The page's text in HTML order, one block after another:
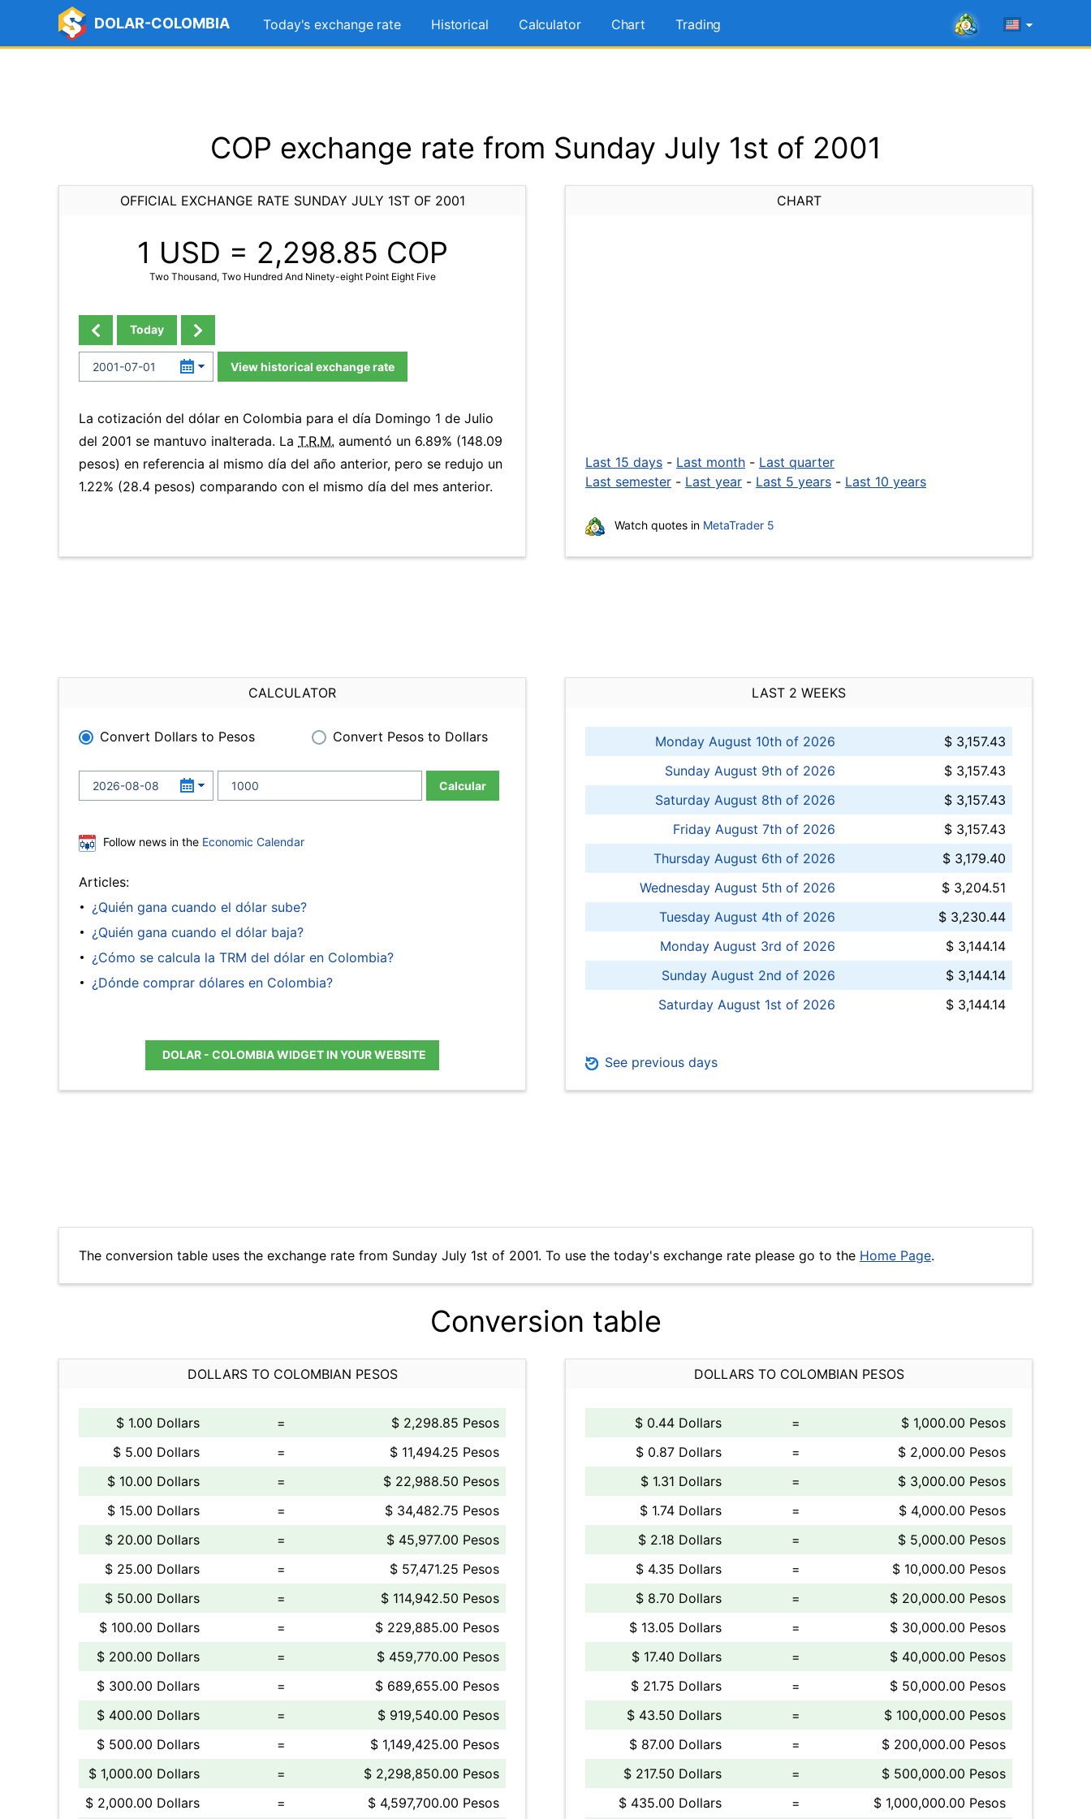
DOLAR-COLOMBIA Today's exchange rate Historical Calculator Chart Trading
COP exchange rate from Sunday July 1st of 2001
OFFICIAL EXCHANGE RATE SUNDAY JULY 1ST OF 2001
1 USD = 2,298.85 COP
Two Thousand, Two Hundred And Ninety-eight Point Eight Five
Today
View historical exchange rate
La cotización del dólar en Colombia para el día Domingo 1 de Julio
del 2001 se mantuvo inalterada. La T.R.M. aumentó un 6.89% (148.09
pesos) en referencia al mismo día del año anterior, pero se redujo un
1.22% (28.4 pesos) comparando con el mismo día del mes anterior.
CHART
Last 15 days - Last month - Last quarter
Last semester - Last year - Last 5 years - Last 10 years
Watch quotes in MetaTrader 5
CALCULATOR
Convert Dollars to Pesos Convert Pesos to Dollars
Calcular
Follow news in the Economic Calendar
Articles:
¿Quién gana cuando el dólar sube?
¿Quién gana cuando el dólar baja?
¿Cómo se calcula la TRM del dólar en Colombia?
¿Dónde comprar dólares en Colombia?
DOLAR - COLOMBIA WIDGET IN YOUR WEBSITE
LAST 2 WEEKS
Monday August 10th of 2026
$ 3,157.43
Sunday August 9th of 2026
$ 3,157.43
Saturday August 8th of 2026
$ 3,157.43
Friday August 7th of 2026
$ 3,157.43
Thursday August 6th of 2026
$ 3,179.40
Wednesday August 5th of 2026
$ 3,204.51
Tuesday August 4th of 2026
$ 3,230.44
Monday August 3rd of 2026
$ 3,144.14
Sunday August 2nd of 2026
$ 3,144.14
Saturday August 1st of 2026
$ 3,144.14
See previous days
The conversion table uses the exchange rate from Sunday July 1st of 2001. To use the today's exchange rate please go to the Home Page.
Conversion table
DOLLARS TO COLOMBIAN PESOS
$ 1.00 Dollars =
$ 2,298.85 Pesos
$ 5.00 Dollars
=
$ 11,494.25 Pesos
$ 10.00 Dollars
=
$ 22,988.50 Pesos
$ 15.00 Dollars
=
$ 34,482.75 Pesos
$ 20.00 Dollars
=
$ 45,977.00 Pesos
$ 25.00 Dollars
=
$ 57,471.25 Pesos
$ 50.00 Dollars
=
$ 114,942.50 Pesos
$ 100.00 Dollars
=
$ 229,885.00 Pesos
$ 200.00 Dollars
=
$ 459,770.00 Pesos
$ 300.00 Dollars
=
$ 689,655.00 Pesos
$ 400.00 Dollars
=
$ 919,540.00 Pesos
$ 500.00 Dollars
=
$ 1,149,425.00 Pesos
$ 1,000.00 Dollars
=
$ 2,298,850.00 Pesos
$ 2,000.00 Dollars
= $ 4,597,700.00 Pesos
DOLLARS TO COLOMBIAN PESOS
$ 0.44 Dollars =
$ 1,000.00 Pesos
$ 0.87 Dollars
=
$ 2,000.00 Pesos
$ 1.31 Dollars
=
$ 3,000.00 Pesos
$ 1.74 Dollars
=
$ 4,000.00 Pesos
$ 2.18 Dollars
=
$ 5,000.00 Pesos
$ 4.35 Dollars
=
$ 10,000.00 Pesos
$ 8.70 Dollars
=
$ 20,000.00 Pesos
$ 13.05 Dollars
=
$ 30,000.00 Pesos
$ 17.40 Dollars
=
$ 40,000.00 Pesos
$ 21.75 Dollars
=
$ 50,000.00 Pesos
$ 43.50 Dollars
=
$ 100,000.00 Pesos
$ 87.00 Dollars
=
$ 200,000.00 Pesos
$ 217.50 Dollars
=
$ 500,000.00 Pesos
$ 435.00 Dollars
= $ 1,000,000.00 Pesos